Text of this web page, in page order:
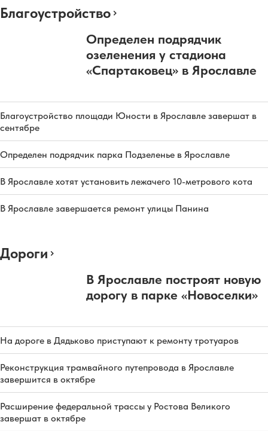
Благоустройство
Определен подрядчик
озеленения у стадиона
«Спартаковец» в Ярославле
Благоустройство площади Юности в Ярославле завершат в
сентябре
Определен подрядчик парка Подзеленье в Ярославле
В Ярославле хотят установить лежачего 10-метрового кота
В Ярославле завершается ремонт улицы Панина
Дороги
В Ярославле построят новую
дорогу в парке «Новоселки»
На дороге в Дядьково приступают к ремонту тротуаров
Реконструкция трамвайного путепровода в Ярославле
завершится в октябре
Расширение федеральной трассы у Ростова Великого
завершат в октябре